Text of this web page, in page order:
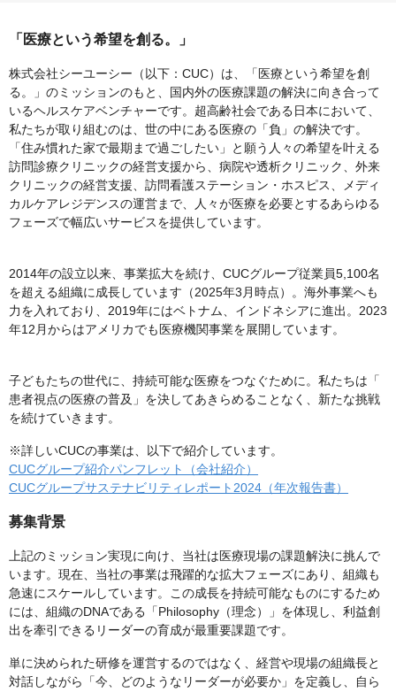
「医療という希望を創る。」
株式会社シーユーシー（以下：CUC）は、「医療という希望を創
る。」のミッションのもと、国内外の医療課題の解決に向き合って
いるヘルスケアベンチャーです。超高齢社会である日本において、
私たちが取り組むのは、世の中にある医療の「負」の解決です。
「住み慣れた家で最期まで過ごしたい」と願う人々の希望を叶える
訪問診療クリニックの経営支援から、病院や透析クリニック、外来
クリニックの経営支援、訪問看護ステーション・ホスピス、メディ
カルケアレジデンスの運営まで、人々が医療を必要とするあらゆる
フェーズで幅広いサービスを提供しています。
2014年の設立以来、事業拡大を続け、CUCグループ従業員5,100名
を超える組織に成長しています（2025年3月時点）。海外事業へも
力を入れており、2019年にはベトナム、インドネシアに進出。2023
年12月からはアメリカでも医療機関事業を展開しています。
子どもたちの世代に、持続可能な医療をつなぐために。私たちは「
患者視点の医療の普及」を決してあきらめることなく、新たな挑戦
を続けていきます。
※詳しいCUCの事業は、以下で紹介しています。
CUCグループ紹介パンフレット（会社紹介）
CUCグループサステナビリティレポート2024（年次報告書）
募集背景
上記のミッション実現に向け、当社は医療現場の課題解決に挑んで
います。現在、当社の事業は飛躍的な拡大フェーズにあり、組織も
急速にスケールしています。この成長を持続可能なものにするため
には、組織のDNAである「Philosophy（理念）」を体現し、利益創
出を牽引できるリーダーの育成が最重要課題です。
単に決められた研修を運営するのではなく、経営や現場の組織長と
対話しながら「今、どのようなリーダーが必要か」を定義し、自ら